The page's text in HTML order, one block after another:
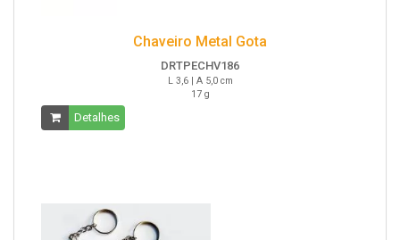
Chaveiro Metal Gota
DRTPECHV186
L 3,6 | A 5,0 cm
17 g
Detalhes